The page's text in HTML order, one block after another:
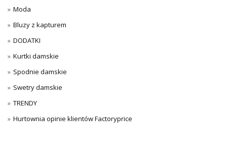
Moda
Bluzy z kapturem
DODATKI
Kurtki damskie
Spodnie damskie
Swetry damskie
TRENDY
Hurtownia opinie klientów Factoryprice